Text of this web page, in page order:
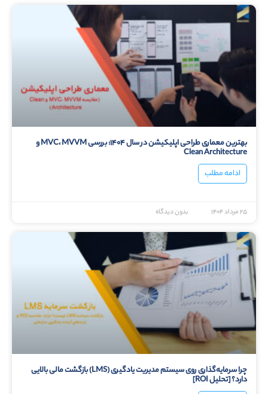
بهترین معماری طراحی اپلیکیشن در سال ۱۴۰۴: بررسی MVC، MVVM و
Clean Architecture
ادامه مطلب
۲۵ مرداد ۱۴۰۴ بدون دیدگاه
چرا سرمایه‌گذاری روی سیستم مدیریت یادگیری (LMS) بازگشت مالی بالایی
دارد؟ [تحلیل ROI]